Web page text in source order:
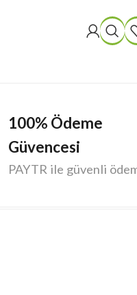
100% Ödeme
Güvencesi
PAYTR ile güvenli